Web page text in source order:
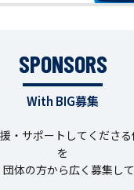
SPONSORS
With BIG募集
・サポートしてくださる
を
体の方から広く募集して